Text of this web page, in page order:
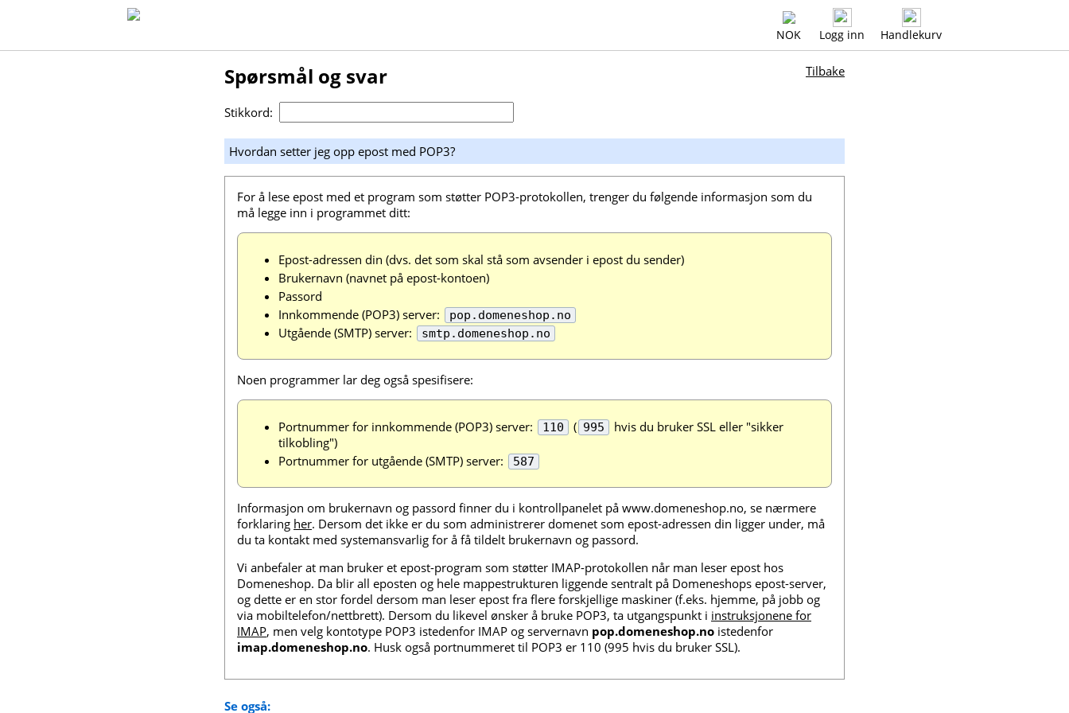
NOK Logg inn Handlekurv
Spørsmål og svar Tilbake
Stikkord:
Hvordan setter jeg opp epost med POP3?
For å lese epost med et program som støtter POP3-protokollen, trenger du følgende informasjon som du
må legge inn i programmet ditt:
Epost-adressen din (dvs. det som skal stå som avsender i epost du sender)
Brukernavn (navnet på epost-kontoen)
Passord
Innkommende (POP3) server:
pop.domeneshop.no
Utgående (SMTP) server: smtp.domeneshop.no
Noen programmer lar deg også spesifisere:
Portnummer for innkommende (POP3) server: 110 ( 995
hvis du bruker SSL eller "sikker
tilkobling")
Portnummer for utgående (SMTP) server:
587
Informasjon om brukernavn og passord finner du i kontrollpanelet på www.domeneshop.no, se nærmere
forklaring her. Dersom det ikke er du som administrerer domenet som epost-adressen din ligger under, må
du ta kontakt med systemansvarlig for å få tildelt brukernavn og passord.
Vi anbefaler at man bruker et epost-program som støtter IMAP-protokollen når man leser epost hos
Domeneshop. Da blir all eposten og hele mappestrukturen liggende sentralt på Domeneshops epost-server,
og dette er en stor fordel dersom man leser epost fra flere forskjellige maskiner (f.eks. hjemme, på jobb og
via mobiltelefon/nettbrett). Dersom du likevel ønsker å bruke POP3, ta utgangspunkt i instruksjonene for
IMAP, men velg kontotype POP3 istedenfor IMAP og servernavn pop.domeneshop.no istedenfor
imap.domeneshop.no. Husk også portnummeret til POP3 er 110 (995 hvis du bruker SSL).
Se også: